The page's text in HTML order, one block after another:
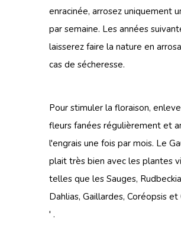
enracinée, arrosez uniquement
par semaine. Les années
laisserez faire la nature en
cas de sécheresse.
Pour stimuler la floraison,
fleurs fanées régulièrement et
l'engrais une fois par mois. Le
plait très bien avec les plantes
telles que les Sauges,
Dahlias, Gaillardes, Coréopsis et
' .